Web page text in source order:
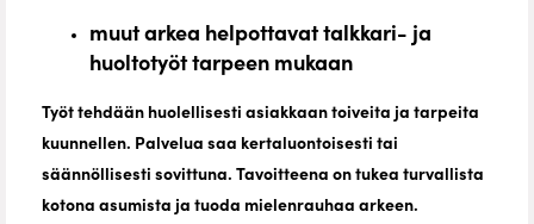
muut arkea helpottavat talkkari- ja
huoltotyöt tarpeen mukaan
Työt tehdään huolellisesti asiakkaan toiveita ja tarpeita
kuunnellen. Palvelua saa kertaluontoisesti tai
säännöllisesti sovittuna. Tavoitteena on tukea turvallista
kotona asumista ja tuoda mielenrauhaa arkeen.